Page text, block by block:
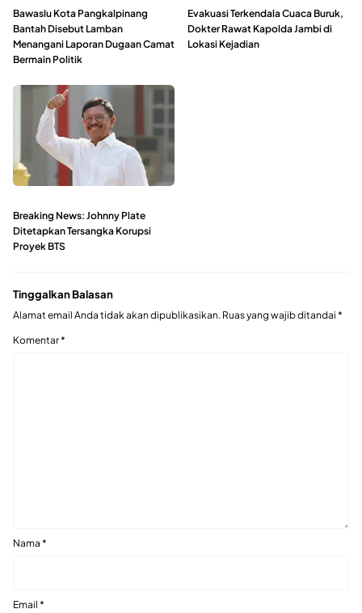
Bawaslu Kota Pangkalpinang
Bantah Disebut Lamban
Menangani Laporan Dugaan Camat
Bermain Politik
Evakuasi Terkendala Cuaca Buruk,
Dokter Rawat Kapolda Jambi di
Lokasi Kejadian
Breaking News: Johnny Plate
Ditetapkan Tersangka Korupsi
Proyek BTS
Tinggalkan Balasan
Alamat email Anda tidak akan dipublikasikan. Ruas yang wajib ditandai *
Komentar*
Nama *
Email *